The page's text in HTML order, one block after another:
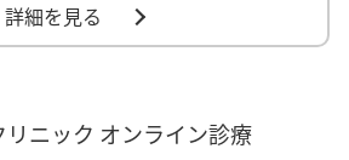
詳細を見る
ニック オンライン診療